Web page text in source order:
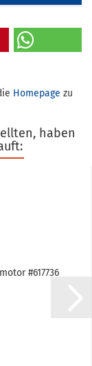
Homepage zu
haben
#617736